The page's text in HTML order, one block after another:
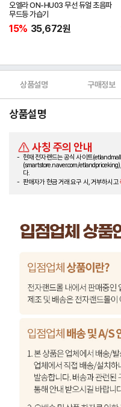
오엘라 ON-HU03 무선 듀얼 초음파
무드등 가습기
15% 35,672원
상품설명 구매정보
상품설명
사칭 주의 안내
현재 전자랜드는 공식 사이트
(smartstore.naver.com/
다.
판매자가 현금 거래 요구 시, 거부하시고